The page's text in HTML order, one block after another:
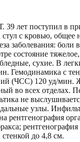
39 лет поступил в
стул с кровью,
заболевания: боли
состояние
сухие. В
Гемодинамика с
(ЧСС) 120 уд/мин.
во всех отделах.
не
узлы.
рентгенография
до 4,8 см.